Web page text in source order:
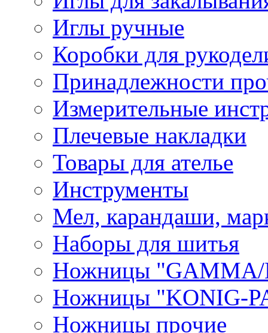
Иглы ручные
Коробки для
Принадлежности
Измерительные
Плечевые накладки
Товары для ателье
Инструменты
Мел, карандаши,
Наборы для шитья
Ножницы "GAMMA/
Ножницы "KONIG-
Ножницы прочие